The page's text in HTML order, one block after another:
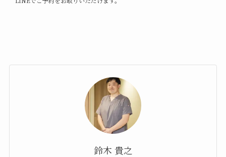
鈴木 貴之